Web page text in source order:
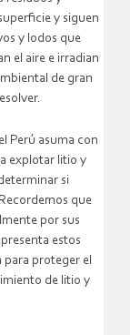
y siguen
y lodos que
el aire e irradian
de gran
Perú asuma con
explotar litio y
si
que
por sus
estos
para proteger el
de litio y